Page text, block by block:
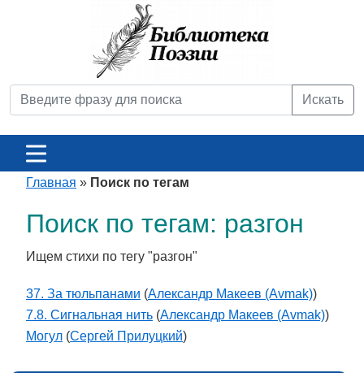
Искать
Главная » Поиск по тегам
Поиск по тегам: разгон
Ищем стихи по тегу "разгон"
37. За тюльпанами (Александр Макеев (Avmak))
7.8. Cигнальная нить (Александр Макеев (Avmak))
Могул (Сергей Прилуцкий)